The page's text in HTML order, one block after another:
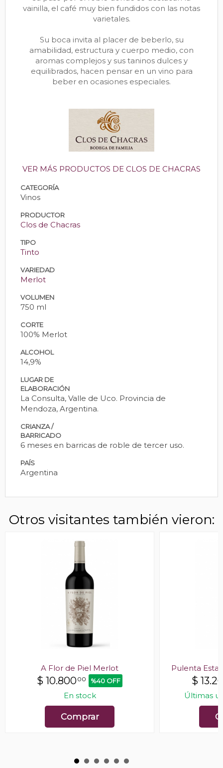
vainilla, el café muy bien fundidos con las notas
varietales.
Su boca invita al placer de beberlo, su
amabilidad, estructura y cuerpo medio, con
aromas complejos y sus taninos dulces y
equilibrados, hacen pensar en un vino para
beber en ocasiones especiales.
VER MÁS PRODUCTOS DE CLOS DE CHACRAS
CATEGORÍA
Vinos
PRODUCTOR
Clos de Chacras
TIPO
Tinto
VARIEDAD
Merlot
VOLUMEN
750 ml
CORTE
100% Merlot
ALCOHOL
14,9%
LUGAR DE
ELABORACIÓN
La Consulta, Valle de Uco. Provincia de
Mendoza, Argentina.
CRIANZA /
BARRICADO
6 meses en barricas de roble de tercer uso.
PAÍS
Argentina
Otros visitantes también vieron:
A Flor de Piel Merlot
$ 10.80000 %40 OFF
En stock
Comprar
Pulenta
$
Últimas